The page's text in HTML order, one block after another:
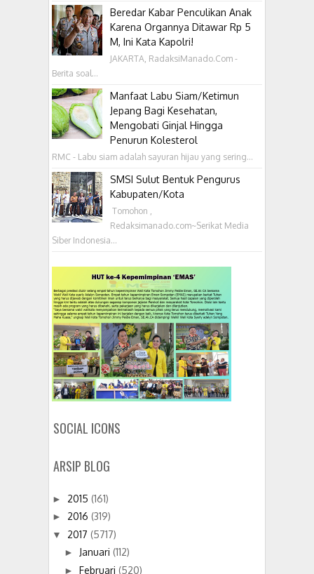
Beredar Kabar Penculikan Anak
Karena Organnya Ditawar Rp 5
M, Ini Kata Kapolri!
JAKARTA, RadaksiManado.Com -
Berita soal...
Manfaat Labu Siam/Ketimun
Jepang Bagi Kesehatan,
Mengobati Ginjal Hingga
Penurun Kolesterol
RMC - Labu siam adalah sayuran hijau yang sering...
SMSI Sulut Bentuk Pengurus
Kabupaten/Kota
‎ Tomohon ,
Redaksimanado.com~Serikat Media
Siber Indonesia...
SOCIAL ICONS
ARSIP BLOG
► 2015 (161)
► 2016 (319)
▼ 2017 (5717)
► Januari (112)
► Februari (520)